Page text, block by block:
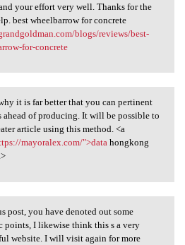
your effort very well. Thanks for the
best wheelbarrow for concrete
blogs/reviews/best-
for-concrete
it is far better
it is far better that you can pertinent
ahead of producing. It will be possible to
article using this method. <a
mayoralex.com/">datahongkong
post, you have
post, you have denoted out some
points, I likewise think this s a very
website. I will visit again for more